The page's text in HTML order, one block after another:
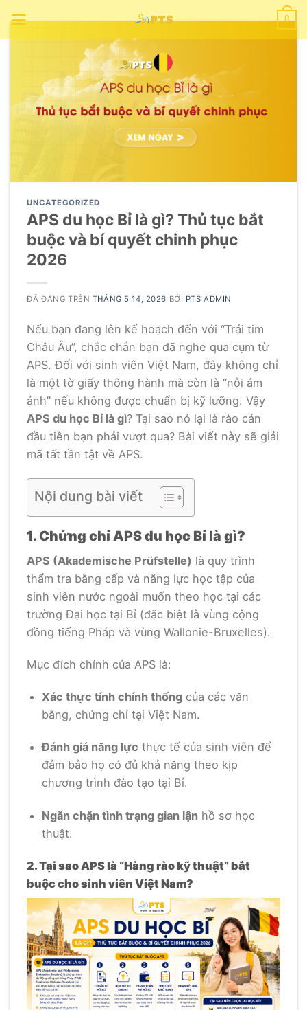
đến
0
UNCATEGORIZED
APS du học Bỉ là gì? Thủ tục bắt
buộc và bí quyết chinh phục
2026
ĐÃ ĐĂNG TRÊN THÁNG 5 14, 2026 BỞI PTS ADMIN
Nếu bạn đang lên kế hoạch đến với “Trái tim
Châu Âu”, chắc chắn bạn đã nghe qua cụm từ
APS. Đối với sinh viên Việt Nam, đây không chỉ
là một tờ giấy thông hành mà còn là “nỗi ám
ảnh” nếu không được chuẩn bị kỹ lưỡng. Vậy
APS du học Bỉ là gì? Tại sao nó lại là rào cản
đầu tiên bạn phải vượt qua? Bài viết này sẽ giải
mã tất tần tật về APS.
Nội dung bài viết
1. Chứng chỉ APS du học Bỉ là gì?
APS (Akademische Prüfstelle) là quy trình
thẩm tra bằng cấp và năng lực học tập của
sinh viên nước ngoài muốn theo học tại các
trường Đại học tại Bỉ (đặc biệt là vùng cộng
đồng tiếng Pháp và vùng Wallonie-Bruxelles).
Mục đích chính của APS là:
Xác thực tính chính thốngcủa các văn
bằng, chứng chỉ tại Việt Nam.
Đánh giá năng lực thực tế của sinh viên để
đảm bảo họ có đủ khả năng theo kịp
chương trình đào tạo tại Bỉ.
Ngăn chặn tình trạng gian lậnhồ sơ học
thuật.
2. Tại sao APS là “Hàng rào kỹ thuật” bắt
buộc cho sinh viên Việt Nam?